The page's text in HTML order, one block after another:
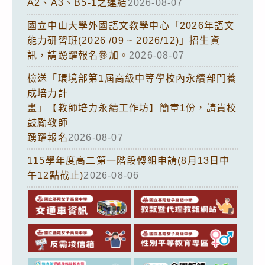
A2、A3、B5-1之連結 2026-08-07
國立中山大學外國語文教學中心「2026年語文
能力研習班(2026 /09 ~ 2026/12)」招生資
訊，請踴躍報名參加。 2026-08-07
檢送「環境部第1屆高級中等學校內永續部門養
成培力計
畫」【教師培力永續工作坊】簡章1份，請貴校
鼓勵教師
踴躍報名2026-08-07
115學年度高二第一階段轉組申請(8月13日中
午12點截止)2026-08-06